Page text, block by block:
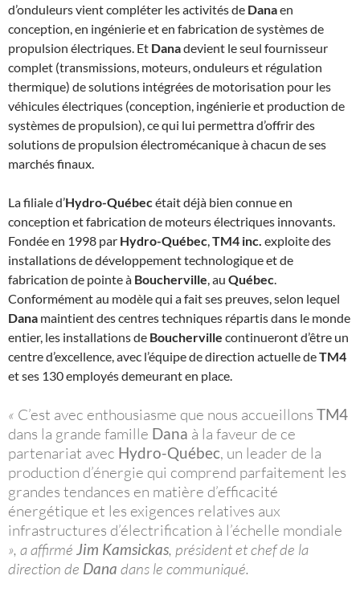
d’onduleurs vient compléter les activités de Danaen
conception, en ingénierie et en fabrication de systèmes de
propulsion électriques. Et Danadevient le seul fournisseur
complet (transmissions, moteurs, onduleurs et régulation
thermique) de solutions intégrées de motorisation pour les
véhicules électriques (conception, ingénierie et production de
systèmes de propulsion), ce qui lui permettra d’offrir des
solutions de propulsion électromécanique à chacun de ses
marchés finaux.
La filiale d’Hydro-Québec était déjà bien connue en
conception et fabrication de moteurs électriques innovants.
Fondée en 1998 par Hydro-Québec TM4 inc. exploite des
installations de développement technologique et de
fabrication de pointe à Boucherville , au Québec
Conformément au modèle qui a fait ses preuves, selon lequel
Dana maintient des centres techniques répartis dans le monde
entier, les installations de Boucherville continueront d’être un
centre d’excellence, avec l’équipe de direction actuelle deTM4
et ses 130 employés demeurant en place.
« C’est avec enthousiasme que nous accueillons TM4
dans la grande famille Dana à la faveur de ce
partenariat avec Hydro-Québec, un leader de la
production d’énergie qui comprend parfaitement les
grandes tendances en matière d’efficacité
énergétique et les exigences relatives aux
infrastructures d’électrification à l’échelle mondiale
», a affirmé Jim Kamsickas, président et chef de la
direction de Dana dans le communiqué.